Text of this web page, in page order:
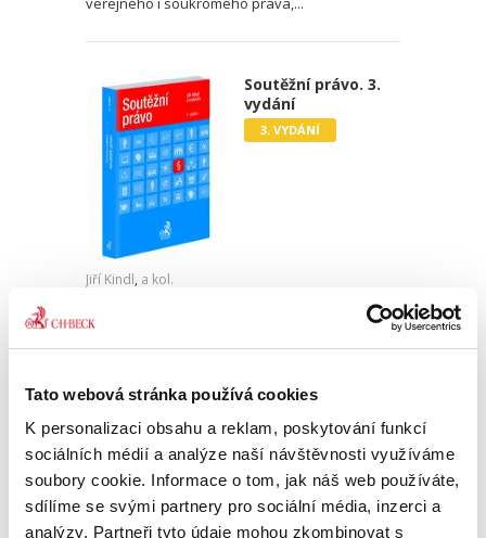
Tato webová stránka používá cookies
K personalizaci obsahu a reklam, poskytování funkcí
sociálních médií a analýze naší návštěvnosti využíváme
soubory cookie. Informace o tom, jak náš web používáte,
sdílíme se svými partnery pro sociální média, inzerci a
analýzy. Partneři tyto údaje mohou zkombinovat s
Soutěžní právo. 3.
vydání
3. VYDÁNÍ
Jiří Kindl, a kol.
1 590,00 Kč
než osm let, přičemž během této doby došlo na
poli soutěžního práva (práva ochrany
hospodářské soutěže) v českém i evropském
kontextu k relativně...
Vybrané kapitoly